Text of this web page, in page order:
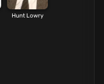
Hunt Lowry